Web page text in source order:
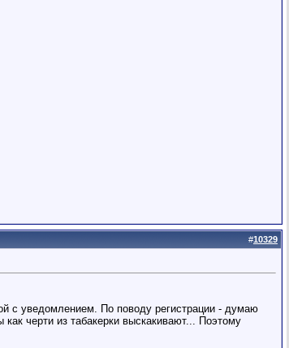
#10329
с уведомлением. По поводу регистрации - думаю
черти из табакерки выскакивают... Поэтому